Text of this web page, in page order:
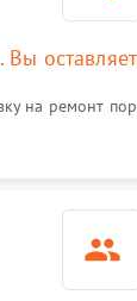
Вы
на ремонт